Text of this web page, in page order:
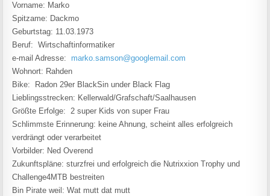
Vorname: Marko
Spitzame: Dackmo
Geburtstag: 11.03.1973
Beruf: Wirtschaftinformatiker
e-mail Adresse: marko.samson@googlemail.com
Wohnort: Rahden
Bike: Radon 29er BlackSin under Black Flag
Lieblingsstrecken: Kellerwald/Grafschaft/Saalhausen
Größte Erfolge: 2 super Kids von super Frau
Schlimmste Erinnerung: keine Ahnung, scheint alles erfolgreich
verdrängt oder verarbeitet
Vorbilder: Ned Overend
Zukunftspläne: sturzfrei und erfolgreich die Nutrixxion Trophy und
Challenge4MTB bestreiten
Bin Pirate weil: Wat mutt dat mutt